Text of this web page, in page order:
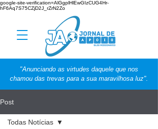
google-site-verification=AlGgplHlEwGIzCUG4Hr-
hF6Aq7S75CZjD2J_rZrN2Zo
"Anunciando as virtudes daquele que nos
chamou das trevas para a sua maravilhosa luz".
Post
Todas Notícias